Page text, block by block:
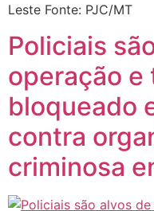
Leste Fonte: PJC/MT
Policiais
operação e
bloqueado
contra
criminosa